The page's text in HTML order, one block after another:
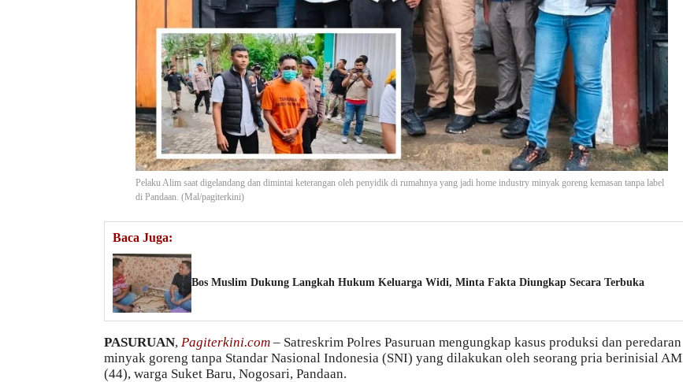
Pelaku Alim saat digelandang dan dimintai keterangan oleh penyidik di rumahnya yang jadi home industry minyak goreng kemasan tanpa label
di Pandaan. (Mal/pagiterkini)
Baca Juga:
Bos Muslim Dukung Langkah Hukum Keluarga Widi, Minta Fakta Diungkap Secara Terbuka
PASURUAN, Pagiterkini.com – Satreskrim Polres Pasuruan mengungkap kasus produksi dan peredaran
minyak goreng tanpa Standar Nasional Indonesia (SNI) yang dilakukan oleh seorang pria berinisial AM
(44), warga Suket Baru, Nogosari, Pandaan.